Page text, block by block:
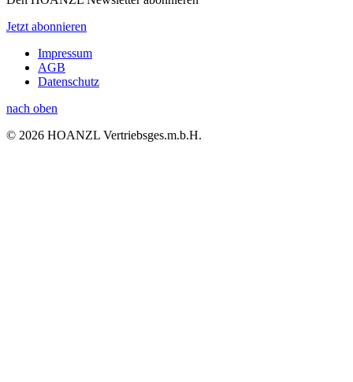
Jetzt abonnieren
Impressum
AGB
Datenschutz
nach oben
© 2026 HOANZL Vertriebsges.m.b.H.